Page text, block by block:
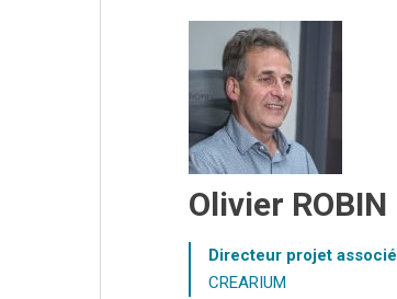
Olivier ROBIN
Directeur projet associé
CREARIUM